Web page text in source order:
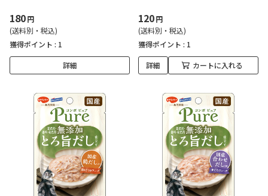
180円
(送料別・税込)
獲得ポイント : 1
詳細
120円
(送料別・税込)
獲得ポイント : 1
詳細 カートに入れる